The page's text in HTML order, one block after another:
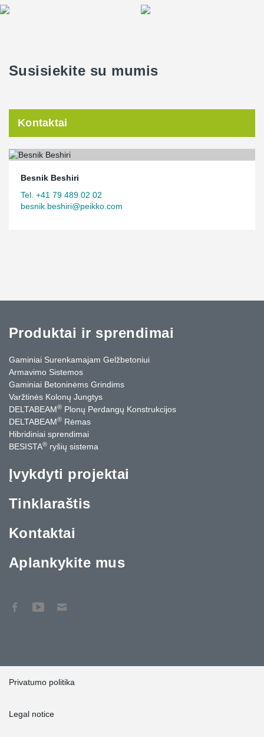
Susisiekite su mumis
Kontaktai
Besnik Beshiri
Tel. +41 79 489 02 02
besnik.beshiri@peikko.com
Produktai ir sprendimai
Gaminiai Surenkamajam Gelžbetoniui
Armavimo Sistemos
Gaminiai Betoninėms Grindims
Varžtinės Kolonų Jungtys
DELTABEAM® Plonų Perdangų Konstrukcijos
DELTABEAM® Rėmas
Hibridiniai sprendimai
BESISTA® ryšių sistema
Įvykdyti projektai
Tinklaraštis
Kontaktai
Aplankykite mus
Privatumo politika
Legal notice